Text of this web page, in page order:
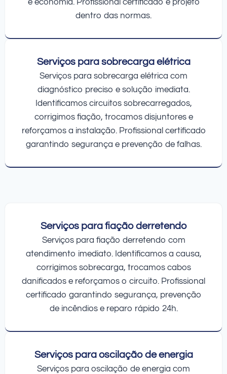
dentro das normas.
Serviços para sobrecarga elétrica
Serviços para sobrecarga elétrica com
diagnóstico preciso e solução imediata.
Identificamos circuitos sobrecarregados,
corrigimos fiação, trocamos disjuntores e
reforçamos a instalação. Profissional certificado
garantindo segurança e prevenção de falhas.
Serviços para fiação derretendo
Serviços para fiação derretendo com
atendimento imediato. Identificamos a causa,
corrigimos sobrecarga, trocamos cabos
danificados e reforçamos o circuito. Profissional
certificado garantindo segurança, prevenção
de incêndios e reparo rápido 24h.
Serviços para oscilação de energia
Serviços para oscilação de energia com